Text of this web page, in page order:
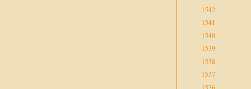
1542
1541
1540
1539
1538
1537